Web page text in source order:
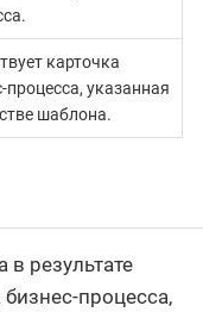
карточка
процесса, указанная
шаблона.
результате
процесса,